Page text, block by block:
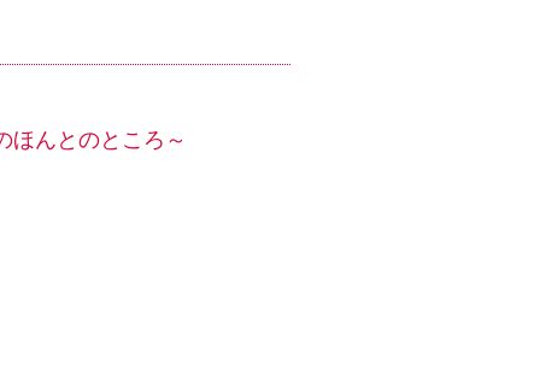
ほんとのところ～